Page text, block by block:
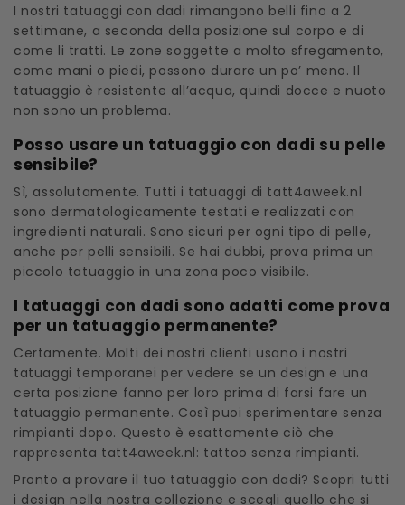
I nostri tatuaggi con dadi rimangono belli fino a 2
settimane, a seconda della posizione sul corpo e di
come li tratti. Le zone soggette a molto sfregamento,
come mani o piedi, possono durare un po’ meno. Il
tatuaggio è resistente all’acqua, quindi docce e nuoto
non sono un problema.
Posso usare un tatuaggio con dadi su pelle
sensibile?
Sì, assolutamente. Tutti i tatuaggi di tatt4aweek.nl
sono dermatologicamente testati e realizzati con
ingredienti naturali. Sono sicuri per ogni tipo di pelle,
anche per pelli sensibili. Se hai dubbi, prova prima un
piccolo tatuaggio in una zona poco visibile.
I tatuaggi con dadi sono adatti come prova
per un tatuaggio permanente?
Certamente. Molti dei nostri clienti usano i nostri
tatuaggi temporanei per vedere se un design e una
certa posizione fanno per loro prima di farsi fare un
tatuaggio permanente. Così puoi sperimentare senza
rimpianti dopo. Questo è esattamente ciò che
rappresenta tatt4aweek.nl: tattoo senza rimpianti.
Pronto a provare il tuo tatuaggio con dadi? Scopri tutti
i design nella nostra collezione e scegli quello che si